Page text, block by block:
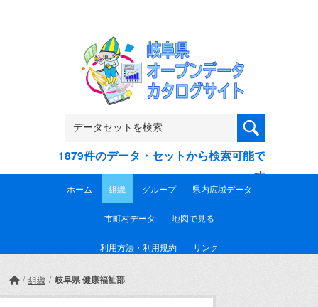
1879件のデータ・セットから検索可能で
す
ホーム 組織 グループ 県内広域データ
市町村データ 地図で見る
利用方法・利用規約 リンク
組織 岐阜県 健康福祉部